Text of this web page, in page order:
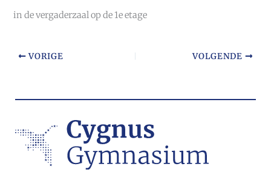
in de vergaderzaal op de 1e etage
VORIGE VOLGENDE